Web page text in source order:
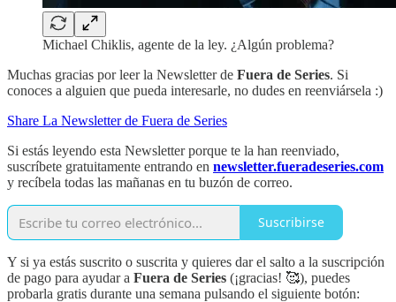
Michael Chiklis, agente de la ley. ¿Algún problema?
Muchas gracias por leer la Newsletter de Fuera de Series. Si
conoces a alguien que pueda interesarle, no dudes en reenviársela :)
Share La Newsletter de Fuera de Series
Si estás leyendo esta Newsletter porque te la han reenviado,
suscríbete gratuitamente entrando en newsletter.fueradeseries.com
y recíbela todas las mañanas en tu buzón de correo.
Suscribirse
Y si ya estás suscrito o suscrita y quieres dar el salto a la suscripción
de pago para ayudar a Fuera de Series (¡gracias! 🥰), puedes
probarla gratis durante una semana pulsando el siguiente botón: